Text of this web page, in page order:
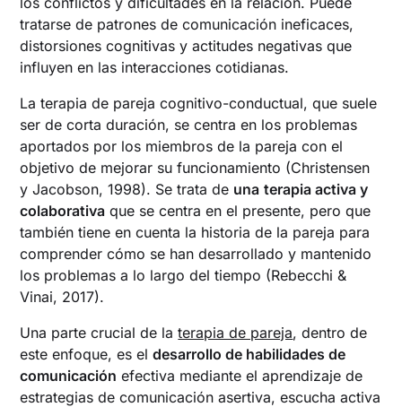
tratarse de patrones de comunicación ineficaces,
distorsiones cognitivas y actitudes negativas que
influyen en las interacciones cotidianas.
La terapia de pareja cognitivo-conductual, que suele
ser de corta duración, se centra en los problemas
aportados por los miembros de la pareja con el
objetivo de mejorar su funcionamiento (Christensen
y Jacobson, 1998). Se trata de una terapia activa y
colaborativa que se centra en el presente, pero que
también tiene en cuenta la historia de la pareja para
comprender cómo se han desarrollado y mantenido
los problemas a lo largo del tiempo (Rebecchi &
Vinai, 2017).
Una parte crucial de laterapia de pareja, dentro de
este enfoque, es eldesarrollo de habilidades de
comunicación efectiva mediante el aprendizaje de
estrategias de comunicación asertiva, escucha activa